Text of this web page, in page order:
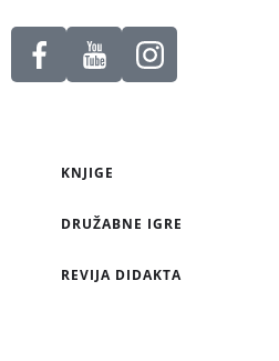
KNJIGE
DRUŽABNE IGRE
REVIJA DIDAKTA